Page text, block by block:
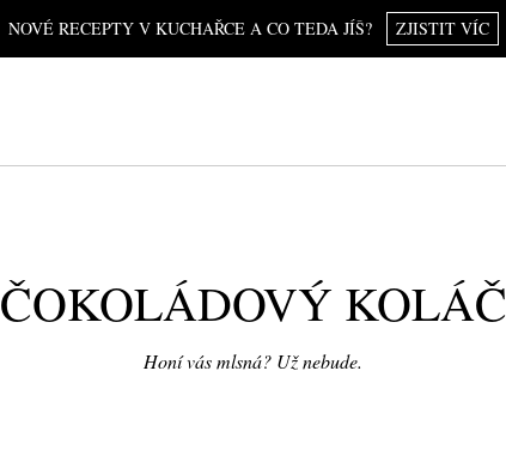
NOVÉ RECEPTY V KUCHAŘCE A CO TEDA JÍŠ? ZJISTIT VÍC
ČOKOLÁDOVÝ KOLÁČ
Honí vás mlsná? Už nebude.